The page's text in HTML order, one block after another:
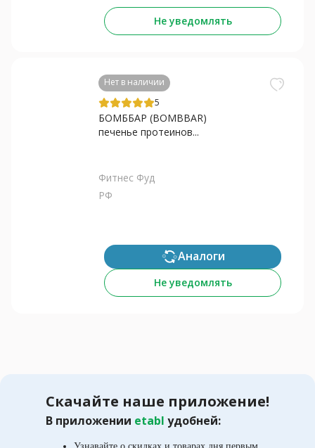
Не уведомлять
Нет в наличии
5
БОМББАР (BOMBBAR)
печенье протеинов...
Фитнес Фуд
РФ
Аналоги
Не уведомлять
Скачайте наше приложение!
В приложении etabl удобней: